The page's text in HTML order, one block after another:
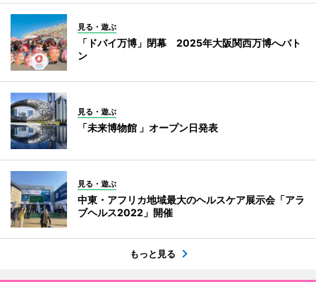
見る・遊ぶ
「ドバイ万博」閉幕 2025年大阪関西万博へバト
ン
見る・遊ぶ
「未来博物館 」オープン日発表
見る・遊ぶ
中東・アフリカ地域最大のヘルスケア展示会「アラ
ブヘルス2022」開催
もっと見る